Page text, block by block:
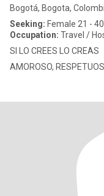
Bogotá, Bogota,
Seeking: Female 21 - 40
Occupation: Travel /
SI LO CREES LO CREAS
AMOROSO,